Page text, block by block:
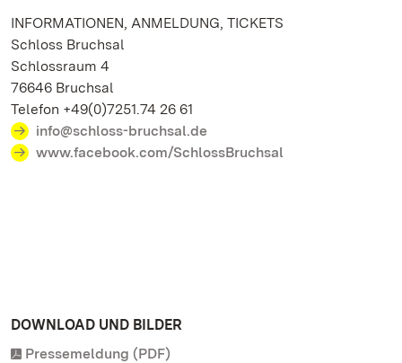
INFORMATIONEN, ANMELDUNG, TICKETS
Schloss Bruchsal
Schlossraum 4
76646 Bruchsal
Telefon +49(0)7251.74 26 61
info@schloss-bruchsal.de
www.facebook.com/SchlossBruchsal
DOWNLOAD UND BILDER
Pressemeldung (PDF)